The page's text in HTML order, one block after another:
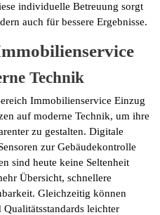
individuelle Betreuung sorgt
auch für bessere Ergebnisse.
Technik
Immobilienservice Einzug
auf moderne Technik, um ihre
zu gestalten. Digitale
zur Gebäudekontrolle
sind heute keine Seltenheit
Übersicht, schnellere
Gleichzeitig können
leichter